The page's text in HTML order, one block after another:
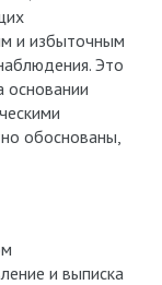
и избыточным
Это
основании
обоснованы,
и выписка